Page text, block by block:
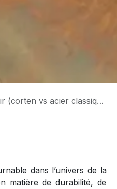
vs acier classique) ?
dans l’univers de la
matière de durabilité, de